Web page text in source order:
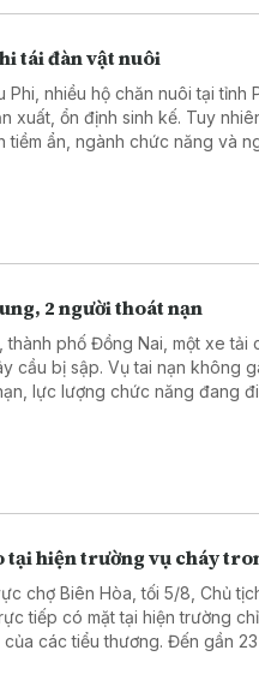
tái đàn vật nuôi
nhiều hộ chăn nuôi tại tỉnh
xuất, ổn định sinh kế. Tuy
ẩn, ngành chức năng và
2 người thoát nạn
phố Đồng Nai, một xe tải
cầu bị sập. Vụ tai nạn không
lực lượng chức năng đang
tại hiện trường vụ cháy
chợ Biên Hòa, tối 5/8, Chủ
tiếp có mặt tại hiện trường
các tiểu thương. Đến gần